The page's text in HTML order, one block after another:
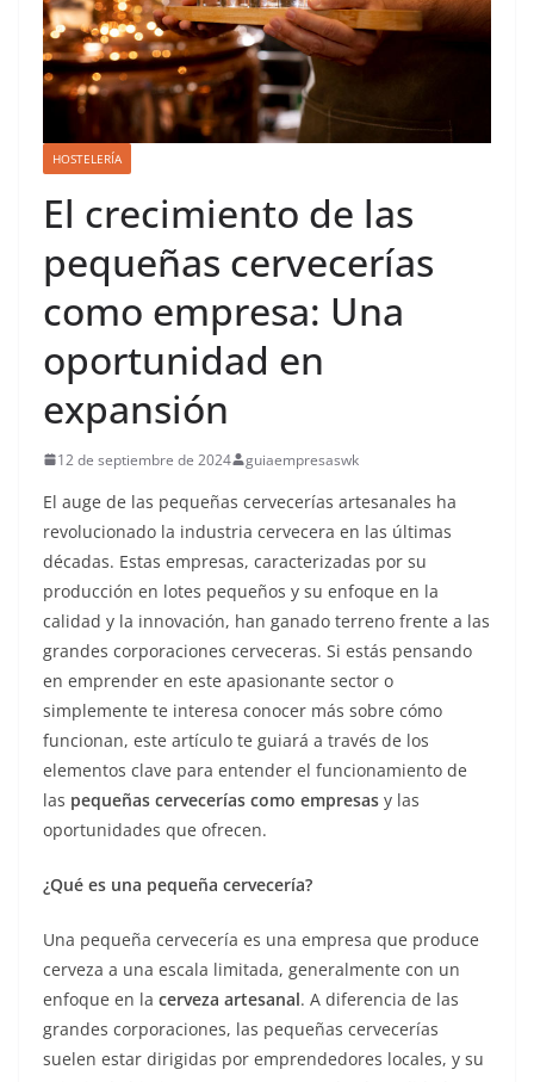
HOSTELERÍA
El crecimiento de las
pequeñas cervecerías
como empresa: Una
oportunidad en
expansión
12 de septiembre de 2024 guiaempresaswk
El auge de las pequeñas cervecerías artesanales ha
revolucionado la industria cervecera en las últimas
décadas. Estas empresas, caracterizadas por su
producción en lotes pequeños y su enfoque en la
calidad y la innovación, han ganado terreno frente a las
grandes corporaciones cerveceras. Si estás pensando
en emprender en este apasionante sector o
simplemente te interesa conocer más sobre cómo
funcionan, este artículo te guiará a través de los
elementos clave para entender el funcionamiento de
las pequeñas cervecerías como empresas y las
oportunidades que ofrecen.
¿Qué es una pequeña cervecería?
Una pequeña cervecería es una empresa que produce
cerveza a una escala limitada, generalmente con un
enfoque en la cerveza artesanal. A diferencia de las
grandes corporaciones, las pequeñas cervecerías
suelen estar dirigidas por emprendedores locales, y su